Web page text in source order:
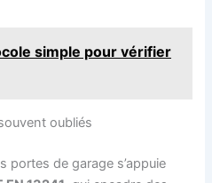
simple pour vérifier
oubliés
portes de garage s’appuie